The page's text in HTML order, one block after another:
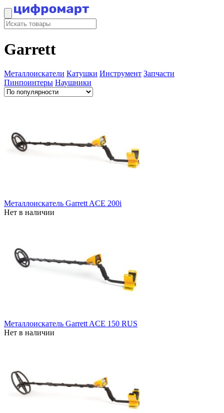
Garrett
Металлоискатели Катушки Инструмент Запчасти
Пинпоинтеры Наушники
Металлоискатель Garrett ACE 200i
Нет в наличии
Металлоискатель Garrett ACE 150 RUS
Нет в наличии